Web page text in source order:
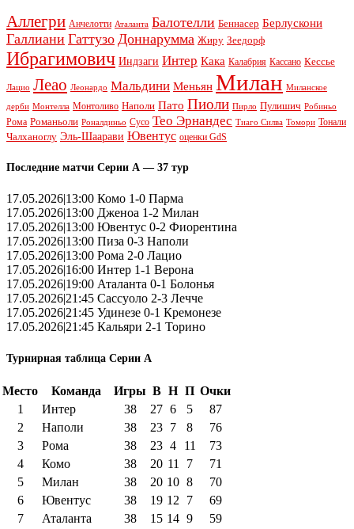
Аллегри Анчелотти Аталанта Балотелли Беннасер Берлускони
Галлиани Гаттузо Доннарумма Жиру Зеедорф
Ибрагимович Индзаги Интер Кака Калабрия Кассано Кессье
Лацио Леао Леонардо Мальдини Меньян Милан Миланское
дерби Монтелла Монтоливо Наполи Пато Пиоли Пирло Пулишич Робиньо
Рома Романьоли Роналдиньо Сусо Тео Эрнандес Тиаго Силва Томори Тонали
Чалханоглу Эль-Шаарави Ювентус оценки GdS
Последние матчи Серии А — 37 тур
17.05.2026|13:00 Комо 1-0 Парма
17.05.2026|13:00 Дженоа 1-2 Милан
17.05.2026|13:00 Ювентус 0-2 Фиорентина
17.05.2026|13:00 Пиза 0-3 Наполи
17.05.2026|13:00 Рома 2-0 Лацио
17.05.2026|16:00 Интер 1-1 Верона
17.05.2026|19:00 Аталанта 0-1 Болонья
17.05.2026|21:45 Сассуоло 2-3 Лечче
17.05.2026|21:45 Удинезе 0-1 Кремонезе
17.05.2026|21:45 Кальяри 2-1 Торино
Турнирная таблица Серии А
Место Команда Игры В Н П Очки
1
Интер 38 27 6 5
87
2
Наполи 38 23 7 8
76
3
Рома 38 23 4 11
73
4
Комо 38 20 11 7
71
5
Милан 38 20 10 8
70
6
Ювентус 38 19 12 7
69
7
Аталанта 38 15 14 9
59